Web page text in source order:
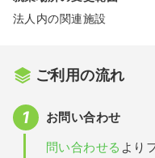
法人内の関連施設
ご利用の流れ
お問い合わせ
問い合わせる より